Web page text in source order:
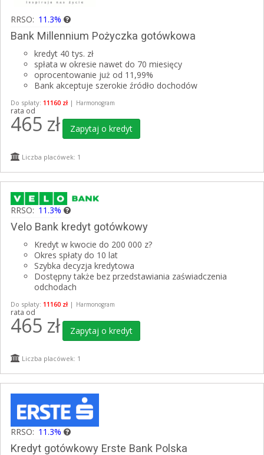
RRSO: 11.3%
Bank Millennium Pożyczka gotówkowa
kredyt 40 tys. zł
spłata w okresie nawet do 70 miesięcy
oprocentowanie już od 11,99%
Bank akceptuje szerokie źródło dochodów
Do spłaty: 11160 zł | Harmonogram
rata od
465 zł Zapytaj o kredyt
Liczba placówek: 1
RRSO: 11.3%
Velo Bank kredyt gotówkowy
Kredyt w kwocie do 200 000 z?
Okres spłaty do 10 lat
Szybka decyzja kredytowa
Dostępny także bez przedstawiania zaświadczenia
odchodach
Do spłaty: 11160 zł | Harmonogram
rata od
465 zł Zapytaj o kredyt
Liczba placówek: 1
RRSO: 11.3%
Kredyt gotówkowy Erste Bank Polska